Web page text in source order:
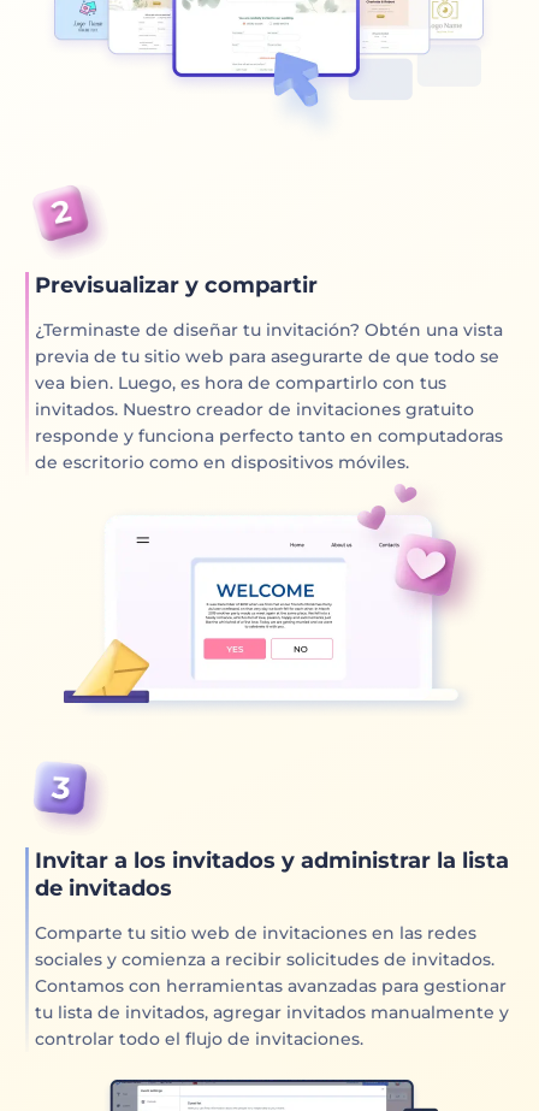
Previsualizar y compartir
¿Terminaste de diseñar tu invitación? Obtén una vista
previa de tu sitio web para asegurarte de que todo se
vea bien. Luego, es hora de compartirlo con tus
invitados. Nuestro creador de invitaciones gratuito
responde y funciona perfecto tanto en computadoras
de escritorio como en dispositivos móviles.
Invitar a los invitados y administrar la lista
de invitados
Comparte tu sitio web de invitaciones en las redes
sociales y comienza a recibir solicitudes de invitados.
Contamos con herramientas avanzadas para gestionar
tu lista de invitados, agregar invitados manualmente y
controlar todo el flujo de invitaciones.